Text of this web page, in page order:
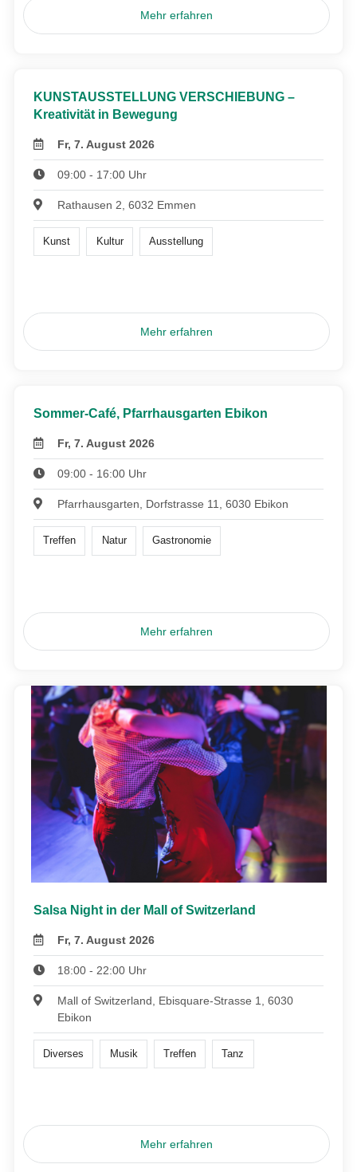
Mehr erfahren
KUNSTAUSSTELLUNG VERSCHIEBUNG –
Kreativität in Bewegung
Fr, 7. August 2026
09:00 - 17:00 Uhr
Rathausen 2, 6032 Emmen
Kunst Kultur Ausstellung
Mehr erfahren
Sommer-Café, Pfarrhausgarten Ebikon
Fr, 7. August 2026
09:00 - 16:00 Uhr
Pfarrhausgarten, Dorfstrasse 11, 6030 Ebikon
Treffen Natur Gastronomie
Mehr erfahren
Salsa Night in der Mall of Switzerland
Fr, 7. August 2026
18:00 - 22:00 Uhr
Mall of Switzerland, Ebisquare-Strasse 1, 6030
Ebikon
Diverses Musik Treffen Tanz
Mehr erfahren